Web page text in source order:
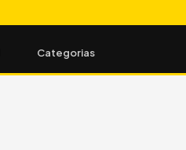
Categorias